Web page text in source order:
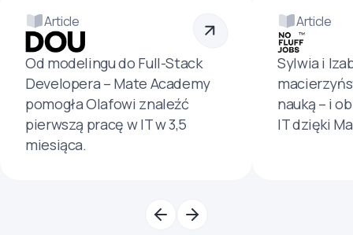
Article
Od modelingu do Full-Stack
Developera – Mate Academy
pomogła Olafowi znaleźć
pierwszą pracę w IT w 3,5
miesiąca.
Article
Sylwia i
nauką – i
IT dzięki